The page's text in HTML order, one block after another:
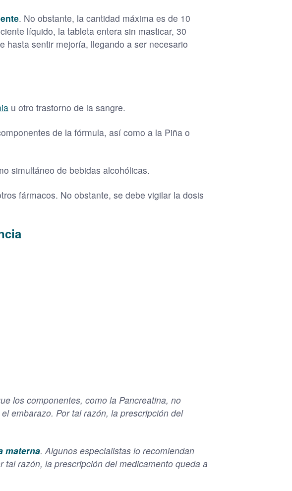
. No obstante, la cantidad máxima es de 10
líquido, la tableta entera sin masticar, 30
hasta sentir mejoría, llegando a ser necesario
u otro trastorno de la sangre.
de la fórmula, así como a la Piña o
simultáneo de bebidas alcohólicas.
fármacos. No obstante, se debe vigilar la dosis
los componentes, como la Pancreatina, no
embarazo. Por tal razón, la prescripción del
materna. Algunos especialistas lo recomiendan
razón, la prescripción del medicamento queda a